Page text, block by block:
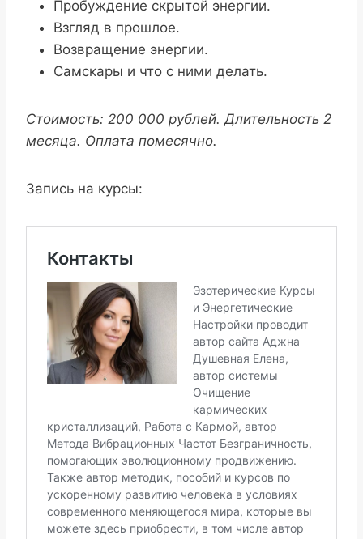
Пробуждение скрытой энергии.
Взгляд в прошлое.
Возвращение энергии.
Самскары и что с ними делать.
Стоимость: 200 000 рублей. Длительность 2
месяца. Оплата помесячно.
Запись на курсы: